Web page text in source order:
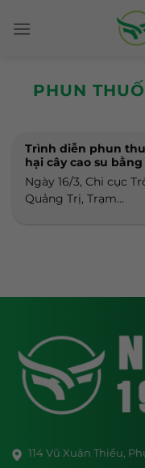
PHUN
Trình diễn phun
hại cây cao su
Ngày 16/3, Chi cục
Quảng Trị, Trạm...
114 Vũ Xuân Thiều,